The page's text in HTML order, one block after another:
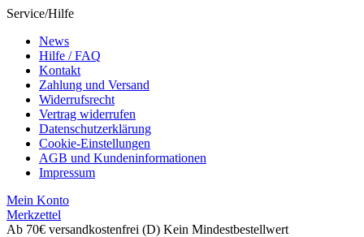
Service/Hilfe
News
Hilfe / FAQ
Kontakt
Zahlung und Versand
Widerrufsrecht
Vertrag widerrufen
Datenschutzerklärung
Cookie-Einstellungen
AGB und Kundeninformationen
Impressum
Mein Konto
Merkzettel
Ab 70€ versandkostenfrei (D) Kein Mindestbestellwert